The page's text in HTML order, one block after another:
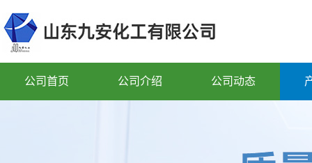
公司首页 公司介绍 公司动态